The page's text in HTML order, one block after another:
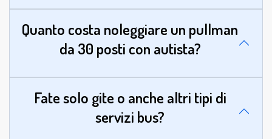
Quanto costa noleggiare un pullman
da 30 posti con autista?
Fate solo gite o anche altri tipi di
servizi bus?